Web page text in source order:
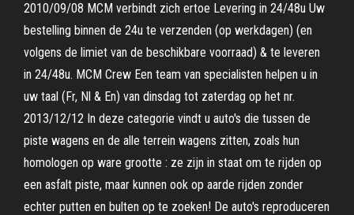
2010/09/08 MCM verbindt zich ertoe Levering in 24/48u Uw
bestelling binnen de 24u te verzenden (op werkdagen) (en
volgens de limiet van de beschikbare voorraad) & te leveren
in 24/48u. MCM Crew Een team van specialisten helpen u in
uw taal (Fr, Nl & En) van dinsdag tot zaterdag op het nr.
2013/12/12 In deze categorie vindt u auto's die tussen de
piste wagens en de alle terrein wagens zitten, zoals hun
homologen op ware grootte : ze zijn in staat om te rijden op
een asfalt piste, maar kunnen ook op aarde rijden zonder
echter putten en bulten op te zoeken! De auto's reproduceren